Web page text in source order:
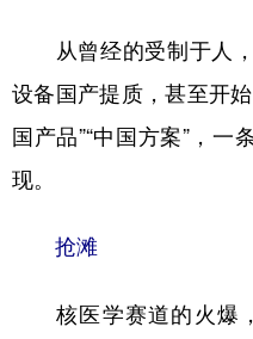
从曾经的受制于人，
设备国产提质，甚至开
国产品”“中国方案”，一
现。
抢滩
核医学赛道的火爆